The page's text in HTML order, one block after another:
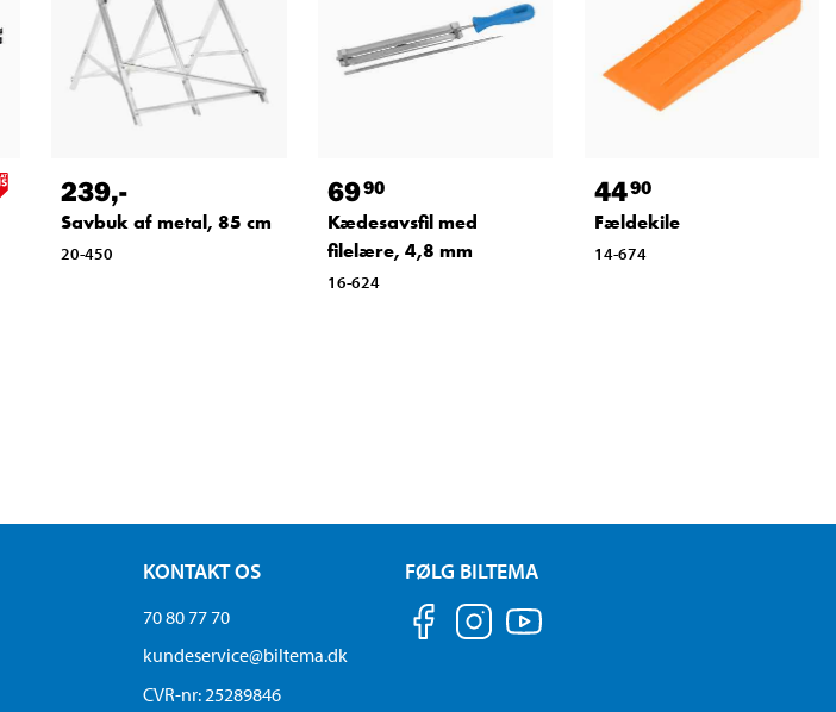
239,-
Savbuk af metal, 85 cm
20-450
6990
Kædesavsfil med
filelære, 4,8 mm
16-624
4490
Fældekile
14-674
KONTAKT OS
70 80 77 70
kundeservice@biltema.dk
CVR-nr: 25289846
FØLG BILTEMA